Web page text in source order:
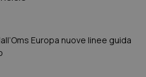
Europa nuove linee guida